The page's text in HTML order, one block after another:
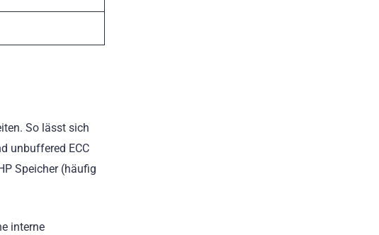
So lässt sich
unbuffered ECC
Speicher (häufig
interne